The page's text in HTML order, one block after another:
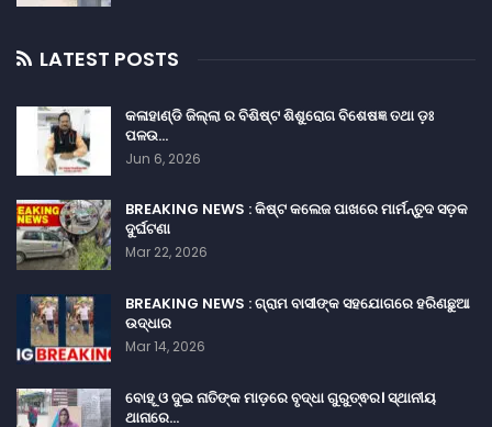
LATEST POSTS
କଳାହାଣ୍ଡି ଜିଲ୍ଲା ର ବିଶିଷ୍ଟ ଶିଶୁରୋଗ ବିଶେଷଜ୍ଞ ତଥା ଡ଼ଃ
ପଳଉ…
Jun 6, 2026
BREAKING NEWS : କିଷ୍ଟ କଲେଜ ପାଖରେ ମାର୍ମନ୍ତୁଦ ସଡ଼କ
ଦୁର୍ଘଟଣା
Mar 22, 2026
BREAKING NEWS : ଗ୍ରାମ ବାସୀଙ୍କ ସହଯୋଗରେ ହରିଣଛୁଆ
ଉଦ୍ଧାର
Mar 14, 2026
ବୋହୂ ଓ ଦୁଇ ନାତିଙ୍କ ମାଡ଼ରେ ବୃଦ୍ଧା ଗୁରୁତ୍ଵର। ସ୍ଥାନୀୟ
ଥାନାରେ…